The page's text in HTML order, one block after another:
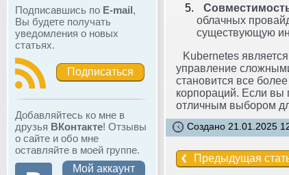
Подписавшись по E-mail,
Вы будете получать
уведомления о новых
статьях.
Подписаться
Добавляйтесь ко мне в
друзья ВКонтакте! Отзывы
о сайте и обо мне
оставляйте в моей группе.
Мой аккаунт
облачных
существующую
Kubernetes
управление
становится все
корпораций. Если вы
отличным выбором
Создано 21.01.2025
Предыдущая